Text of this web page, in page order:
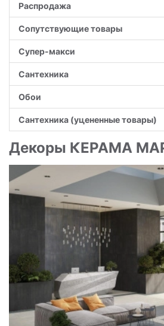
Распродажа
Сопутствующие товары
Супер-макси
Сантехника
Обои
Сантехника (уцененные товары)
Декоры КЕРАМА